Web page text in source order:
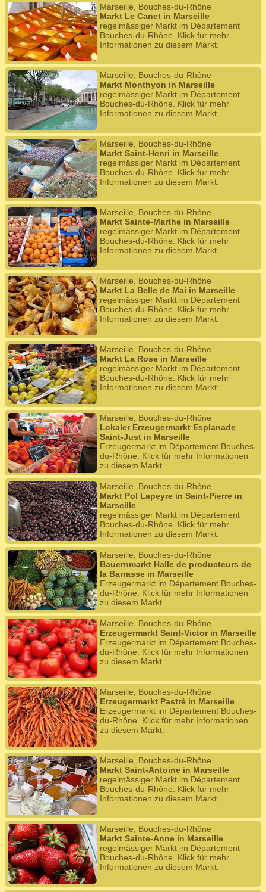
Marseille, Bouches-du-Rhône
Markt Le Canet in Marseille
regelmässiger Markt im Département
Bouches-du-Rhône. Klick für mehr
Informationen zu diesem Markt.
Marseille, Bouches-du-Rhône
Markt Monthyon in Marseille
regelmässiger Markt im Département
Bouches-du-Rhône. Klick für mehr
Informationen zu diesem Markt.
Marseille, Bouches-du-Rhône
Markt Saint-Henri in Marseille
regelmässiger Markt im Département
Bouches-du-Rhône. Klick für mehr
Informationen zu diesem Markt.
Marseille, Bouches-du-Rhône
Markt Sainte-Marthe in Marseille
regelmässiger Markt im Département
Bouches-du-Rhône. Klick für mehr
Informationen zu diesem Markt.
Marseille, Bouches-du-Rhône
Markt La Belle de Mai in Marseille
regelmässiger Markt im Département
Bouches-du-Rhône. Klick für mehr
Informationen zu diesem Markt.
Marseille, Bouches-du-Rhône
Markt La Rose in Marseille
regelmässiger Markt im Département
Bouches-du-Rhône. Klick für mehr
Informationen zu diesem Markt.
Marseille, Bouches-du-Rhône
Lokaler Erzeugermarkt Esplanade
Saint-Just in Marseille
Erzeugermarkt im Département Bouches-
du-Rhône. Klick für mehr Informationen
zu diesem Markt.
Marseille, Bouches-du-Rhône
Markt Pol Lapeyre in Saint-Pierre in
Marseille
regelmässiger Markt im Département
Bouches-du-Rhône. Klick für mehr
Informationen zu diesem Markt.
Marseille, Bouches-du-Rhône
Bauernmarkt Halle de producteurs de
la Barrasse in Marseille
Erzeugermarkt im Département Bouches-
du-Rhône. Klick für mehr Informationen
zu diesem Markt.
Marseille, Bouches-du-Rhône
Erzeugermarkt Saint-Victor in Marseille
Erzeugermarkt im Département Bouches-
du-Rhône. Klick für mehr Informationen
zu diesem Markt.
Marseille, Bouches-du-Rhône
Erzeugermarkt Pastré in Marseille
Erzeugermarkt im Département Bouches-
du-Rhône. Klick für mehr Informationen
zu diesem Markt.
Marseille, Bouches-du-Rhône
Markt Saint-Antoine in Marseille
regelmässiger Markt im Département
Bouches-du-Rhône. Klick für mehr
Informationen zu diesem Markt.
Marseille, Bouches-du-Rhône
Markt Sainte-Anne in Marseille
regelmässiger Markt im Département
Bouches-du-Rhône. Klick für mehr
Informationen zu diesem Markt.